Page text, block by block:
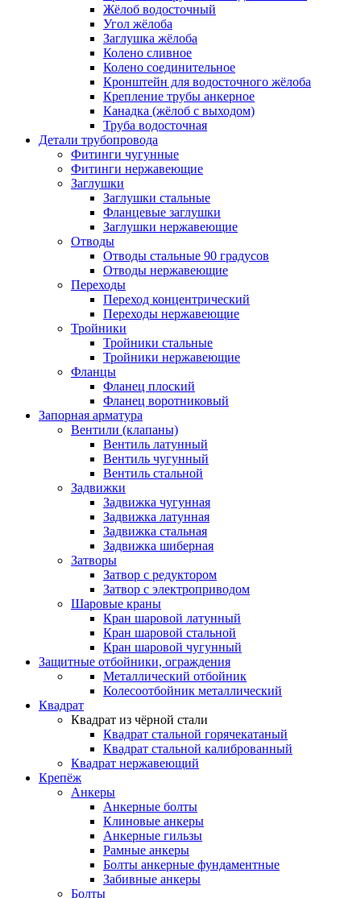
Жёлоб водосточный
Угол жёлоба
Заглушка жёлоба
Колено сливное
Колено соединительное
Кронштейн для водосточного жёлоба
Крепление трубы анкерное
Канадка (жёлоб с выходом)
Труба водосточная
Детали трубопровода
Фитинги чугунные
Фитинги нержавеющие
Заглушки
Заглушки стальные
Фланцевые заглушки
Заглушки нержавеющие
Отводы
Отводы стальные 90 градусов
Отводы нержавеющие
Переходы
Переход концентрический
Переходы нержавеющие
Тройники
Тройники стальные
Тройники нержавеющие
Фланцы
Фланец плоский
Фланец воротниковый
Запорная арматура
Вентили (клапаны)
Вентиль латунный
Вентиль чугунный
Вентиль стальной
Задвижки
Задвижка чугунная
Задвижка латунная
Задвижка стальная
Задвижка шиберная
Затворы
Затвор с редуктором
Затвор с электроприводом
Шаровые краны
Кран шаровой латунный
Кран шаровой стальной
Кран шаровой чугунный
Защитные отбойники, ограждения
Металлический отбойник
Колесоотбойник металлический
Квадрат
Квадрат из чёрной стали
Квадрат стальной горячекатаный
Квадрат стальной калиброванный
Квадрат нержавеющий
Крепёж
Анкеры
Анкерные болты
Клиновые анкеры
Анкерные гильзы
Рамные анкеры
Болты анкерные фундаментные
Забивные анкеры
Болты